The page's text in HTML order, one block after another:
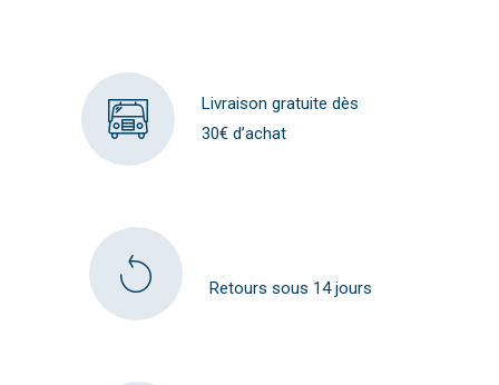
Livraison gratuite dès
30€ d’achat
Retours sous 14 jours